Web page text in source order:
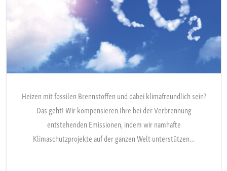
Heizen mit fossilen Brennstoffen und dabei klimafreundlich sein?
Das geht! Wir kompensieren Ihre bei der Verbrennung
entstehenden Emissionen, indem wir namhafte
Klimaschutzprojekte auf der ganzen Welt unterstützen…